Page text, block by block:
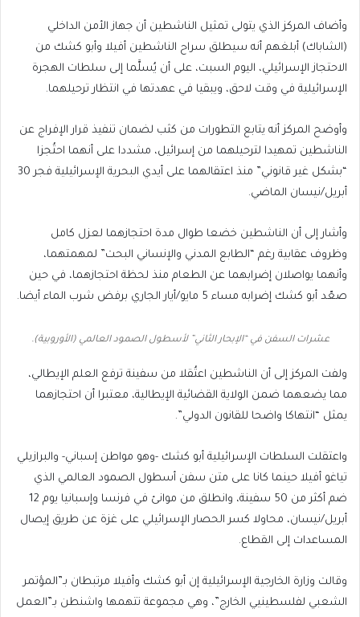
وأضاف المركز الذي يتولى تمثيل الناشطين أن جهاز الأمن الداخلي
(الشاباك) أبلغهم أنه سيطلق سراح الناشطين أفيلا وأبو كشك من
الاحتجاز الإسرائيلي، اليوم السبت، على أن يُسلَّما إلى سلطات الهجرة
الإسرائيلية في وقت لاحق، ويبقيا في عهدتها في انتظار ترحيلهما.
وأوضح المركز أنه يتابع التطورات من كثب لضمان تنفيذ قرار الإفراج عن
الناشطين تمهيدا لترحيلهما من إسرائيل، مشددا على أنهما احتُجزا
“بشكل غير قانوني” منذ اعتقالهما على أيدي البحرية الإسرائيلية فجر 30
أبريل/نيسان الماضي.
وأشار إلى أن الناشطين خضعا طوال مدة احتجازهما لعزل كامل
وظروف عقابية رغم “الطابع المدني والإنساني البحت” لمهمتهما،
وأنهما يواصلان إضرابهما عن الطعام منذ لحظة احتجازهما، في حين
صعّد أبو كشك إضرابه مساء 5 مايو/أيار الجاري برفض شرب الماء أيضا.
عشرات السفن في “الإبحار الثاني” لأسطول الصمود العالمي (الأوروبية).
ولفت المركز إلى أن الناشطين اعتُقلا من سفينة ترفع العلم الإيطالي،
مما يضعهما ضمن الولاية القضائية الإيطالية، معتبرا أن احتجازهما
يمثل “انتهاكا واضحا للقانون الدولي”.
واعتقلت السلطات الإسرائيلية أبو كشك -وهو مواطن إسباني- والبرازيلي
تياغو أفيلا حينما كانا على متن سفن أسطول الصمود العالمي الذي
ضم أكثر من 50 سفينة، وانطلق من موانئ في فرنسا وإسبانيا يوم 12
أبريل/نيسان، محاولا كسر الحصار الإسرائيلي على غزة عن طريق إيصال
المساعدات إلى القطاع.
وقالت وزارة الخارجية الإسرائيلية إن أبو كشك وأفيلا مرتبطان بـ”المؤتمر
الشعبي لفلسطينيي الخارج”، وهي مجموعة تتهمها واشنطن بـ”العمل